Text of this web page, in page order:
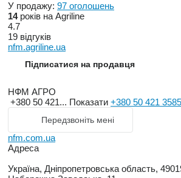
У продажу: 97 оголошень
14років на Agriline
4.7
19 відгуків
nfm.agriline.ua
Підписатися на продавця
НФМ АГРО
+380 50 421... Показати +380 50 421 3585
Передзвоніть мені
nfm.com.ua
Адреса
Україна, Дніпропетровська область,